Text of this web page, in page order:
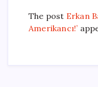
The post Erkan
Amerikancı!’